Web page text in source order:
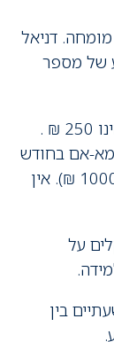
מומחה. דניאל
של מספר
מחיר כל פגישה (כולל פגישת ההכרות) הינו 250 ₪ .
אם בחודש
מאי יש 4 ימי שלישי התשלום ב1.5 הוא 1000 ₪). אין
חד פעמי של 83 שקלים על
בין